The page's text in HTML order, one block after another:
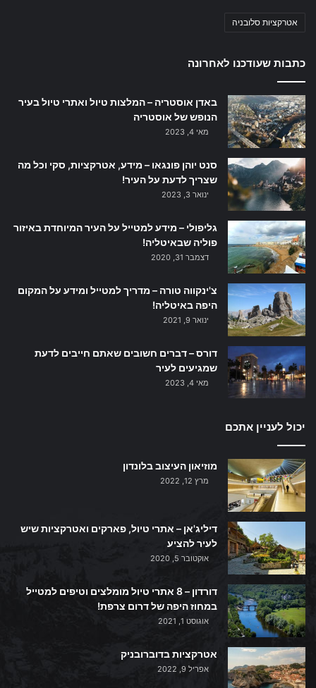
אטרקציות סלובניה
כתבות שעודכנו לאחרונה
באדן אוסטריה – המלצות טיול ואתרי טיול בעיר
הנופש של אוסטריה
מאי 4, 2023
סנט יוהן פונגאו – מידע, אטרקציות, סקי וכל מה
שצריך לדעת על העיר!
ינואר 3, 2023
גליפולי – מידע למטייל על העיר המיוחדת באיזור
פוליה שבאיטליה!
דצמבר 31, 2020
צ'ינקווה טורה – מדריך למטייל ומידע על המקום
היפה באיטליה!
ינואר 9, 2021
דורס – דברים חשובים שאתם חייבים לדעת
שמגיעים לעיר
מאי 4, 2023
יכול לעניין אתכם
מוזיאון העיצוב בלונדון
מרץ 12, 2022
דיליג'אן – אתרי טיול, פארקים ואטרקציות שיש
לעיר להציע
אוקטובר 5, 2020
דורדון – 8 אתרי טיול מומלצים וטיפים למטייל
במחוז היפה של דרום צרפת!
אוגוסט 1, 2021
אטרקציות בדוברובניק
אפריל 9, 2022